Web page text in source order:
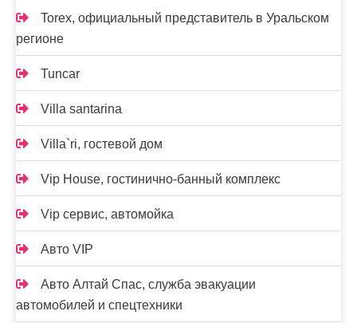
Torex, официальный представитель в Уральском
регионе
Tuncar
Villa santarina
Villa`ri, гостевой дом
Vip House, гостинично-банный комплекс
Vip сервис, автомойка
Авто VIP
Авто Алтай Спас, служба эвакуации
автомобилей и спецтехники